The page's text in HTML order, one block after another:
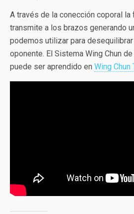
A través de la conección coporal
transmite a los brazos generando
podemos utilizar para
oponente. El Sistema Wing Chun
puede ser aprendido en Wing Chun